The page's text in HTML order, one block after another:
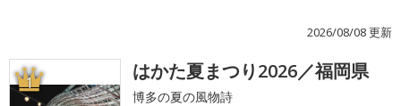
2026/08/08 更新
1 はかた夏まつり2026／福岡県
博多の夏の風物詩